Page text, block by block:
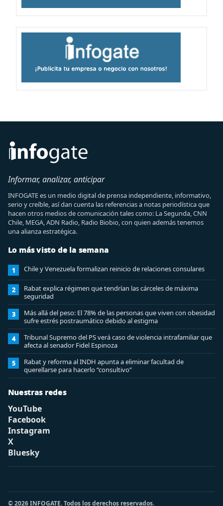
Informar, analizar, anticipar
INFOGATE es un medio digital de prensa independiente, informativo,
serio y creíble, así dan cuenta las referencias a notas periodística que
hacen otros medios de comunicación tales como: La Segunda, CNN
Chile, MEGA, ADN Radio, Radio Biobio, con quien además tenemos
una alianza estratégica.
Lo más visto de la semana
1 Chile y Venezuela formalizan reinicio de relaciones consulares
2
Rabat explica régimen que tendrían las cárceles de máxima
seguridad
3
Más allá del peso: El 78% de las personas que viven con obesidad
sufre estrés postraumático debido al estigma
4
Tribunal Supremo del PS verá caso de violencia intrafamiliar que
afecta al senador Fidel Espinoza
5
Rabat y reforma al INDH apunta a eliminar facultad de
querellarse para hacerlo “consultivo”
Nuestras redes
YouTube
Facebook
Instagram
X
Bluesky
© 2026 INFOGATE. Todos los derechos reservados.